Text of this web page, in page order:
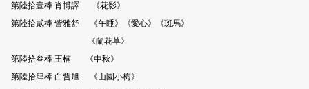
第陸拾壹棒 肖博譯 《花影》
第陸拾貳棒 訾雅舒 《午睡》《愛心》《斑馬》
《蘭花草》
第陸拾叁棒 王楠 《中秋》
第陸拾肆棒 白哲旭 《山園小梅》